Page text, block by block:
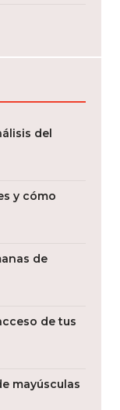
del
y cómo
de
de tus
mayúsculas